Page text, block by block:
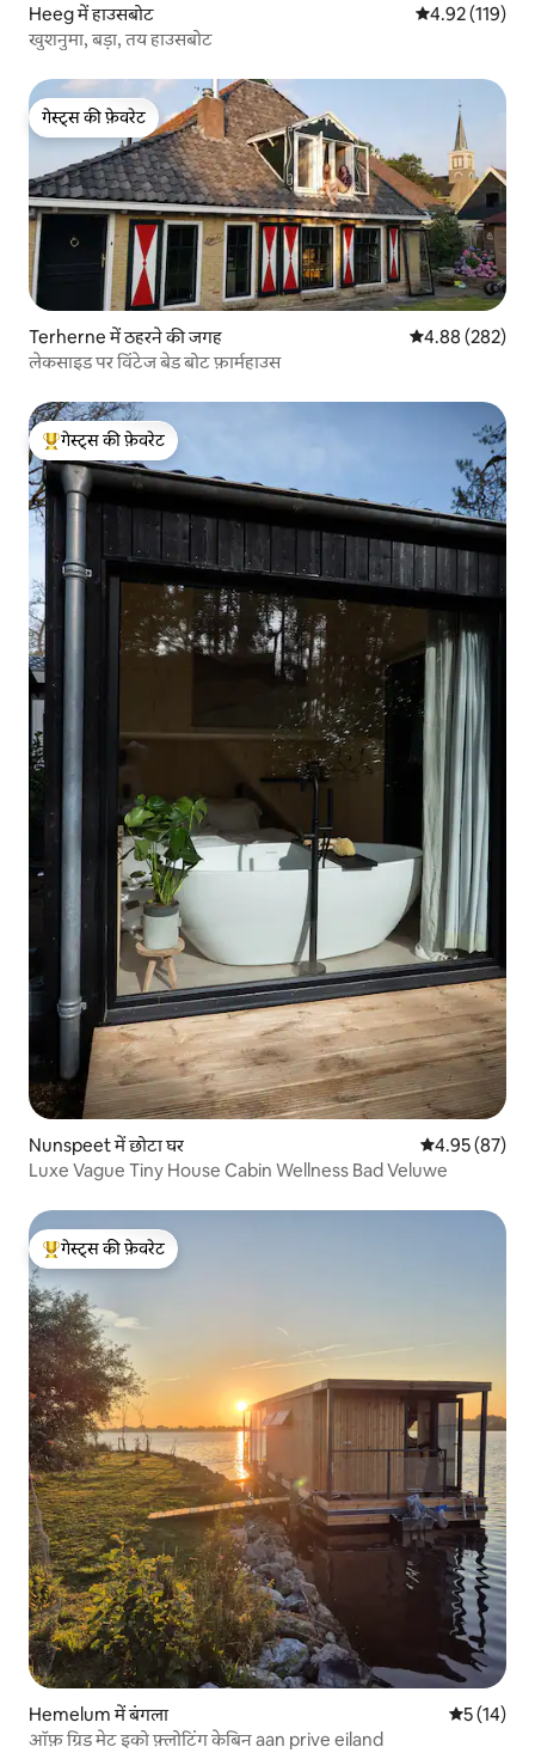
Heeg में हाउसबोट औसत रेटिंग 5 में से
4.92 (119)
खुशनुमा, बड़ा, तय हाउसबोट
गेस्ट्स की फ़ेवरेट
गेस्ट्स की फ़ेवरेट
Terherne में ठहरने की जगह औसत रेटिंग 5 में से
4.88 (282)
लेकसाइड पर विंटेज बेड बोट फ़ार्महाउस
गेस्ट्स का टॉप फ़ेवरेट
गेस्ट्स की फ़ेवरेट
Nunspeet में छोटा घर औसत रेटिंग 5 में
4.95 (87)
Luxe Vague Tiny House Cabin Wellness Bad Veluwe
गेस्ट्स का टॉप फ़ेवरेट
गेस्ट्स की फ़ेवरेट
Hemelum में बंगला औसत रेटिंग
5 (14)
ऑफ़ ग्रिड मेट इको फ़्लोटिंग केबिन aan prive eiland